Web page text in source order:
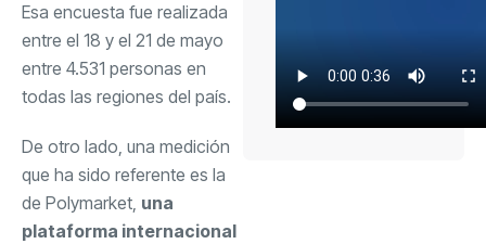
Esa encuesta fue realizada
entre el 18 y el 21 de mayo
entre 4.531 personas en
todas las regiones del país.
De otro lado, una medición
que ha sido referente es la
de Polymarket, una
plataforma internacional